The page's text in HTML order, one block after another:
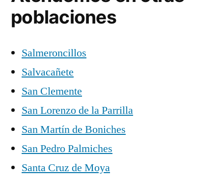
poblaciones
Salmeroncillos
Salvacañete
San Clemente
San Lorenzo de la Parrilla
San Martín de Boniches
San Pedro Palmiches
Santa Cruz de Moya